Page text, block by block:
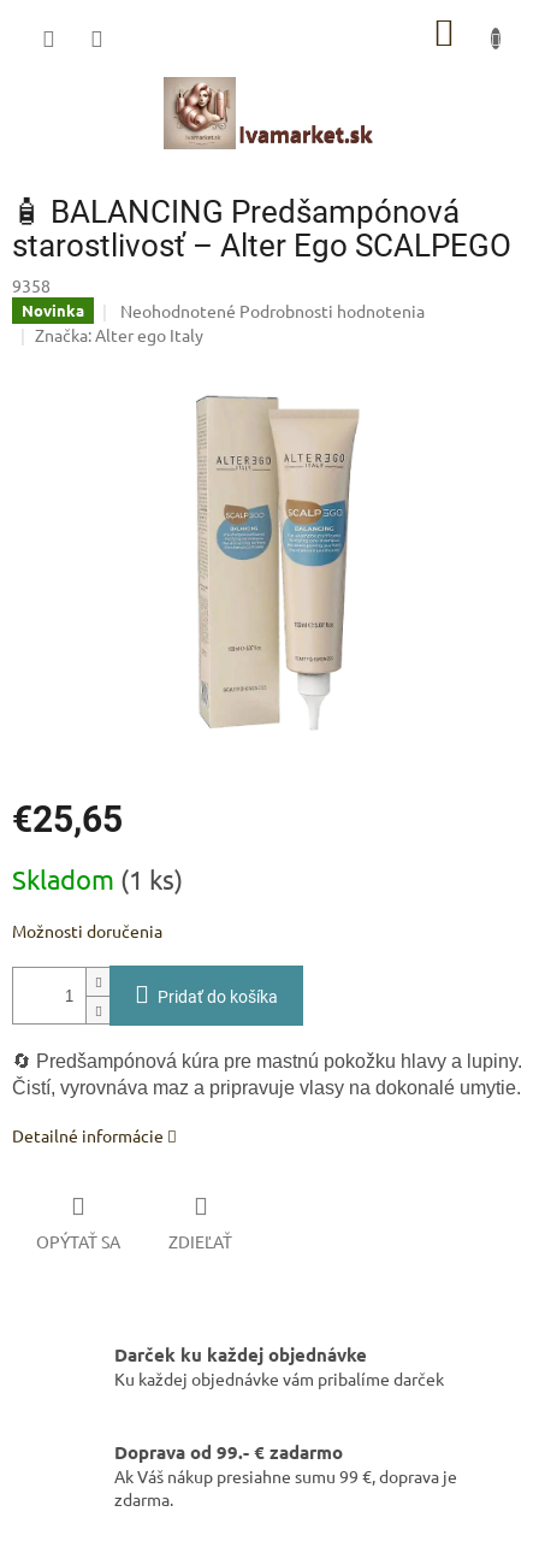
🧴 BALANCING Predšampónová
starostlivosť – Alter Ego SCALPEGO
9358
Novinka
Priemerné
hodnotenie
hviezdičiek.
Neohodnotené Podrobnosti hodnotenia
Značka:Alter ego Italy
€25,65
cena:
Skladom (1 ks)
Možnosti doručenia
Pridať do košíka
🔄 Predšampónová kúra pre mastnú pokožku hlavy a lupiny.
Čistí, vyrovnáva maz a pripravuje vlasy na dokonalé umytie.
Detailné informácie
OPÝTAŤ SA ZDIEĽAŤ
Darček ku každej objednávke
Ku každej objednávke vám pribalíme darček
Doprava od 99.- € zadarmo
Ak Váš nákup presiahne sumu 99 €, doprava je
zdarma.
IVAMARKET poradca